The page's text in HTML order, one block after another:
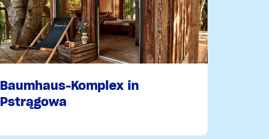
Baumhaus-Komplex in
Pstrągowa